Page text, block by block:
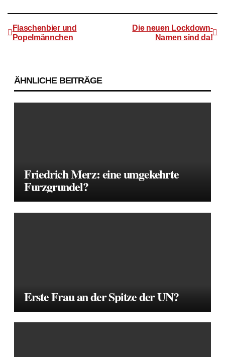
Die neuen Lockdown-
Namen sind da!
Flaschenbier und
Popelmännchen
ÄHNLICHE BEITRÄGE
Friedrich Merz: eine umgekehrte
Furzgrundel?
Erste Frau an der Spitze der UN?